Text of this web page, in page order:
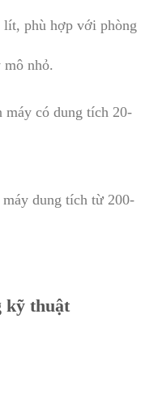
phù hợp với phòng
nhỏ.
máy có dung tích 20-
dung tích từ 200-
kỹ thuật